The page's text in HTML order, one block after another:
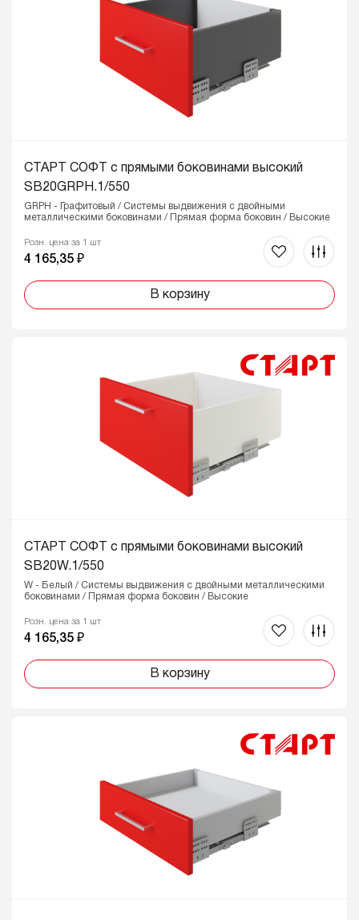
СТАРТ СОФТ с прямыми боковинами высокий
SB20GRPH.1/550
GRPH - Графитовый / Системы выдвижения с двойными
металлическими боковинами / Прямая форма боковин / Высокие
Розн. цена за 1 шт
4 165,35 ₽
В корзину
СТАРТ СОФТ с прямыми боковинами высокий
SB20W.1/550
W - Белый / Системы выдвижения с двойными металлическими
боковинами / Прямая форма боковин / Высокие
Розн. цена за 1 шт
4 165,35 ₽
В корзину